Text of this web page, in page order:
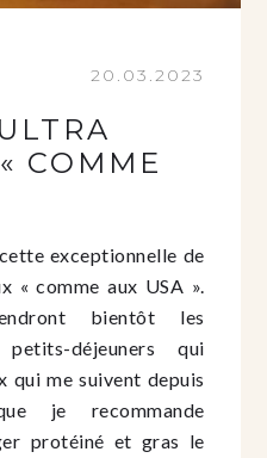
20.03.2023
COMME
exceptionnelle de
« comme aux USA ».
bientôt les
déjeuners qui
qui me suivent depuis
je recommande
protéiné et gras le